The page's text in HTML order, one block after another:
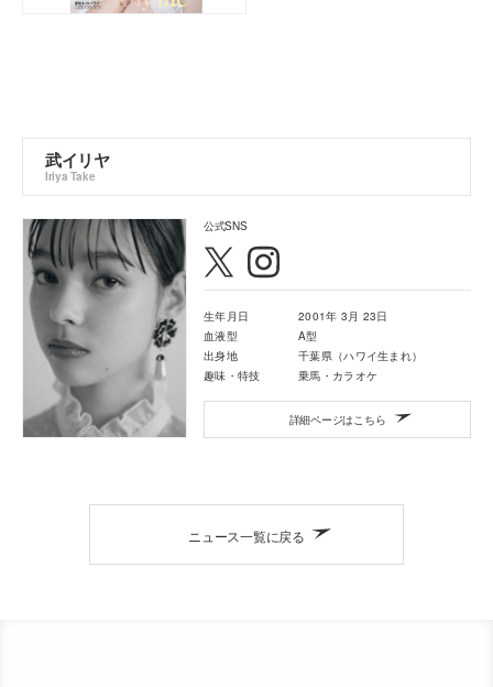
武イリヤ
Iriya Take
公式SNS
生年月日
2001年 3月 23日
血液型
A型
出身地
千葉県（ハワイ生まれ）
趣味・特技
乗馬・カラオケ
詳細ページはこちら
ニュース一覧に戻る